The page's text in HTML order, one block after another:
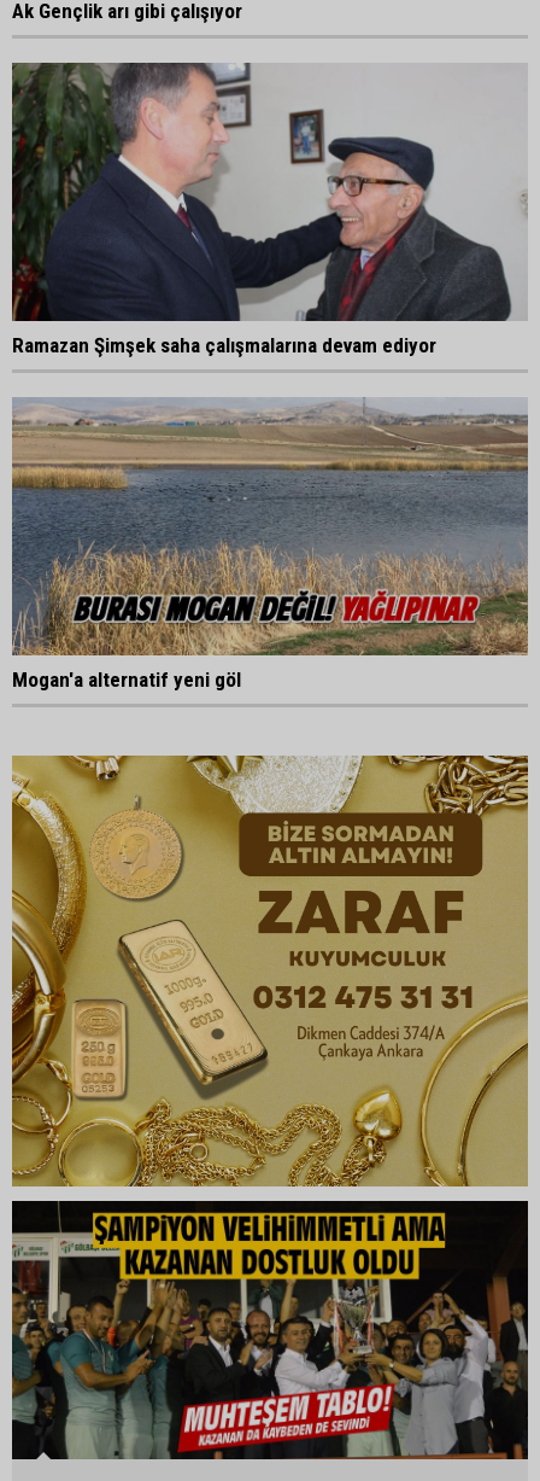
Ak Gençlik arı gibi çalışıyor
Ramazan Şimşek saha çalışmalarına devam ediyor
Mogan'a alternatif yeni göl